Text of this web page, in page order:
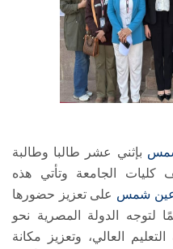
بإثني عشر طالبا وطالبة
كليات الجامعة وتأتي هذه
عين شمس على تعزيز حضورها
لتوجه الدولة المصرية نحو
العالي، وتعزيز مكانة